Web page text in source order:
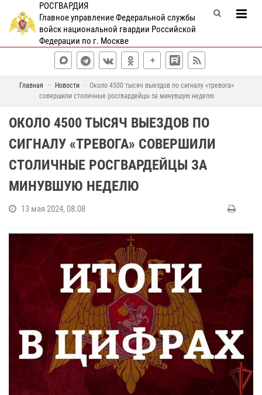
РОСГВАРДИЯ
Главное управление Федеральной службы
войск национальной гвардии Российской
Федерации по г. Москве
Главная Новости
Около 4500 тысяч выездов по сигналу «тревога»
совершили столичные росгвардейцы за минувшую неделю
ОКОЛО 4500 ТЫСЯЧ ВЫЕЗДОВ ПО
СИГНАЛУ «ТРЕВОГА» СОВЕРШИЛИ
СТОЛИЧНЫЕ РОСГВАРДЕЙЦЫ ЗА
МИНУВШУЮ НЕДЕЛЮ
13 мая 2024, 08:08